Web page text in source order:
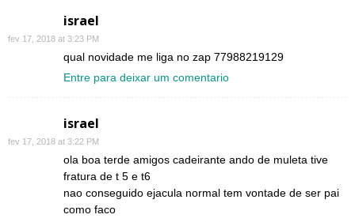
israel
fev 17, 2018 at 3:23 PM
qual novidade me liga no zap 77988219129
Entre para deixar um comentario
israel
fev 17, 2018 at 3:22 PM
ola boa terde amigos cadeirante ando de muleta tive
fratura de t 5 e t6
nao conseguido ejacula normal tem vontade de ser pai
como faco